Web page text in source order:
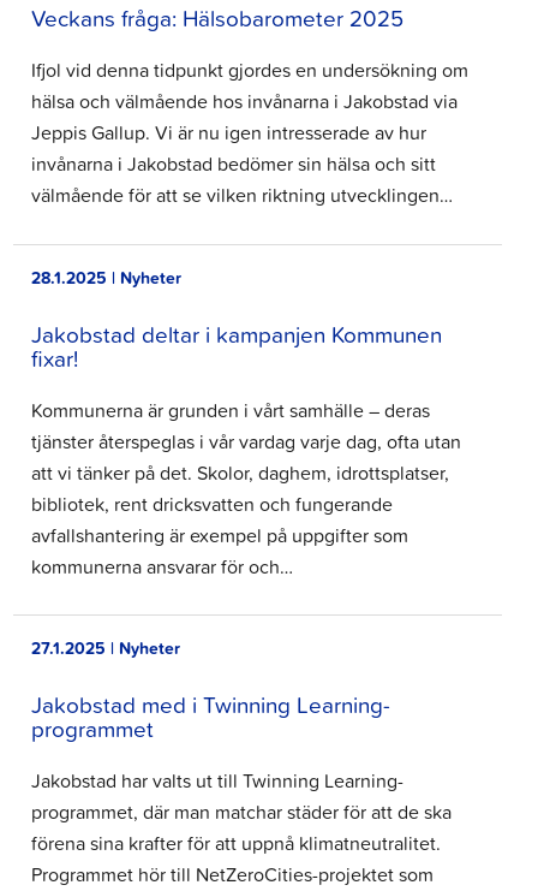
Veckans fråga: Hälsobarometer 2025
Ifjol vid denna tidpunkt gjordes en undersökning om
hälsa och välmående hos invånarna i Jakobstad via
Jeppis Gallup. Vi är nu igen intresserade av hur
invånarna i Jakobstad bedömer sin hälsa och sitt
välmående för att se vilken riktning utvecklingen…
28.1.2025 | Nyheter
Jakobstad deltar i kampanjen Kommunen
fixar!
Kommunerna är grunden i vårt samhälle – deras
tjänster återspeglas i vår vardag varje dag, ofta utan
att vi tänker på det. Skolor, daghem, idrottsplatser,
bibliotek, rent dricksvatten och fungerande
avfallshantering är exempel på uppgifter som
kommunerna ansvarar för och…
27.1.2025 | Nyheter
Jakobstad med i Twinning Learning-
programmet
Jakobstad har valts ut till Twinning Learning-
programmet, där man matchar städer för att de ska
förena sina krafter för att uppnå klimatneutralitet.
Programmet hör till NetZeroCities-projektet som